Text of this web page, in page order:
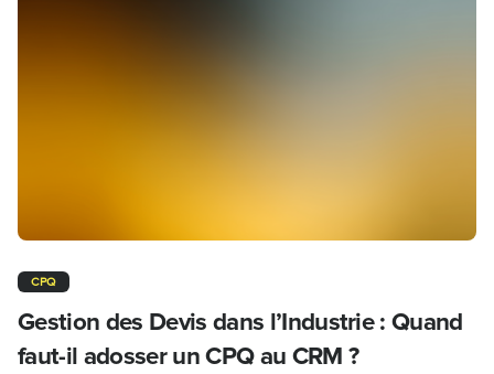
CPQ
Gestion des Devis dans l’Industrie : Quand
faut-il adosser un CPQ au CRM ?